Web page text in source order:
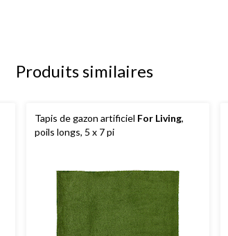
Produits similaires
Tapis de gazon artificiel For Living,
poils longs, 5 x 7 pi